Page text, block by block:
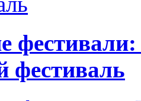
фестиваль